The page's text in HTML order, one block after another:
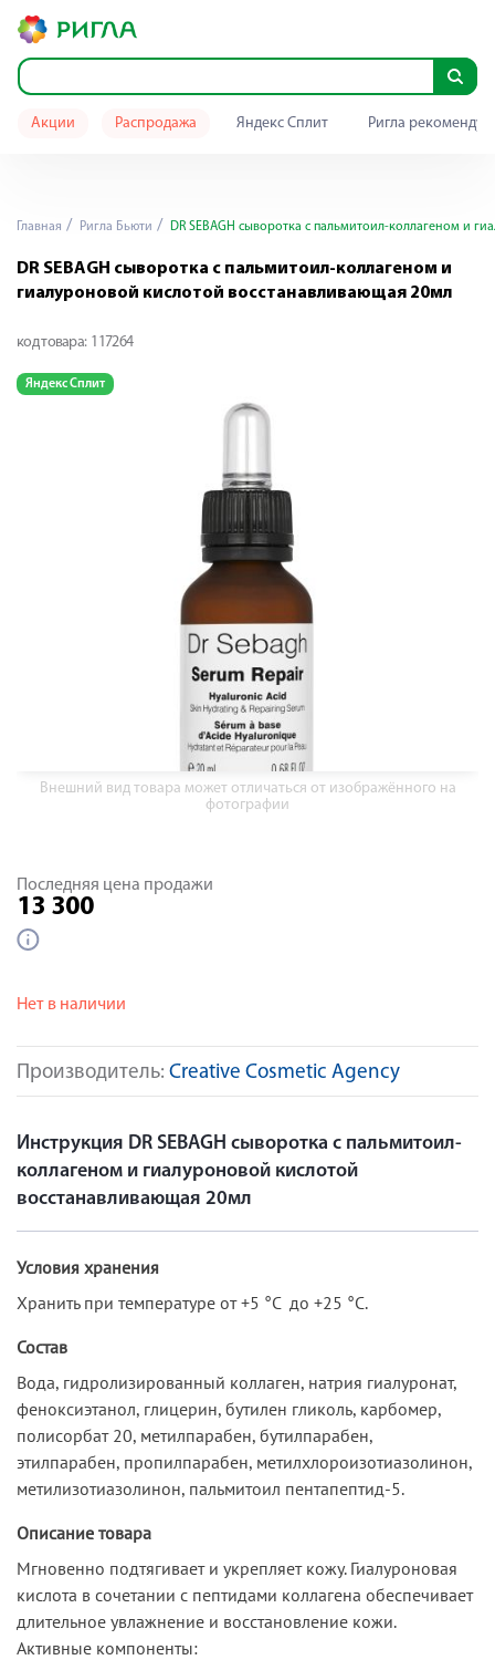
Акции Распродажа Яндекс Сплит Ригла
Главная Ригла Бьюти DR SEBAGH сыворотка c пальмитоил-коллагеном и
DR SEBAGH сыворотка c пальмитоил-коллагеном и
гиалуроновой кислотой восстанавливающая 20мл
код товара: 117264
Яндекс Сплит
Внешний вид товара может отличаться от изображённого на
фотографии
Производитель: Creative Cosmetic Agency
Последняя цена продажи
13 300
Нет в наличии
Инструкция DR SEBAGH сыворотка c пальмитоил-
коллагеном и гиалуроновой кислотой
восстанавливающая 20мл
Условия хранения
Хранить при температуре от +5 °C до +25 °C.
Состав
Вода, гидролизированный коллаген, натрия гиалуронат,
феноксиэтанол, глицерин, бутилен гликоль, карбомер,
полисорбат 20, метилпарабен, бутилпарабен,
этилпарабен, пропилпарабен, метилхлороизотиазолинон,
метилизотиазолинон, пальмитоил пентапептид-5.
Описание товара
Мгновенно подтягивает и укрепляет кожу. Гиалуроновая
кислота в сочетании с пептидами коллагена обеспечивает
длительное увлажнение и восстановление кожи.
Активные компоненты: